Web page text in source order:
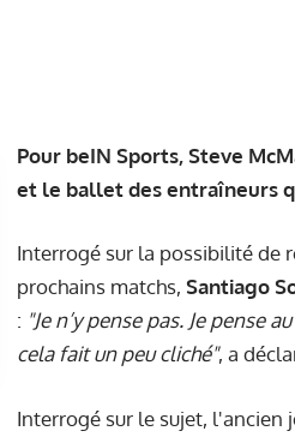
Pour beIN Sports, Steve
et le ballet des entraîneurs
Interrogé sur la possibilité de
prochains matchs, Santiago
: "Je n’y pense pas. Je pense
cela fait un peu cliché", a
Interrogé sur le sujet, l'ancien